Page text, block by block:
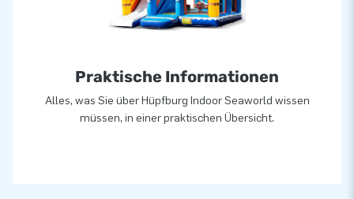
Praktische Informationen
Alles, was Sie über Hüpfburg Indoor Seaworld wissen
müssen, in einer praktischen Übersicht.